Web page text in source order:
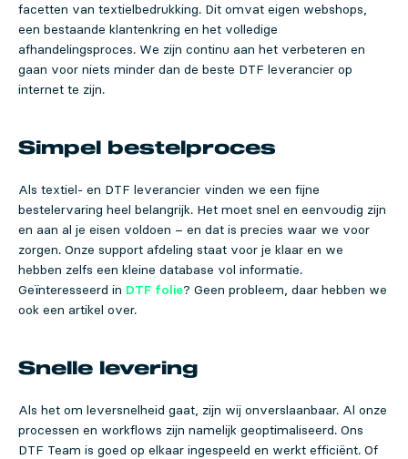
facetten van textielbedrukking. Dit omvat eigen webshops,
een bestaande klantenkring en het volledige
afhandelingsproces. We zijn continu aan het verbeteren en
gaan voor niets minder dan de beste DTF leverancier op
internet te zijn.
Simpel bestelproces
Als textiel- en DTF leverancier vinden we een fijne
bestelervaring heel belangrijk. Het moet snel en eenvoudig zijn
en aan al je eisen voldoen – en dat is precies waar we voor
zorgen. Onze support afdeling staat voor je klaar en we
hebben zelfs een kleine database vol informatie.
Geïnteresseerd in DTF folie? Geen probleem, daar hebben we
ook een artikel over.
Snelle levering
Als het om leversnelheid gaat, zijn wij onverslaanbaar. Al onze
processen en workflows zijn namelijk geoptimaliseerd. Ons
DTF Team is goed op elkaar ingespeeld en werkt efficiënt. Of